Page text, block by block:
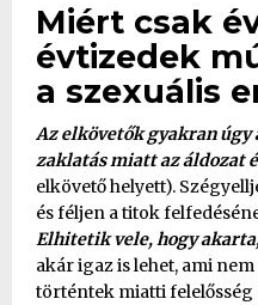
Miért csak
évtizedek
a szexuális
Az elkövetők gyakran
zaklatás miatt az áldozat
elkövető helyett).
és féljen a titok
Elhitetik vele, hogy
akár igaz is lehet, ami
történtek miatti